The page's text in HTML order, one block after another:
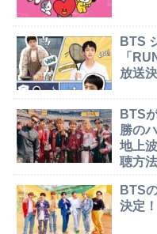
BTS
「
放送
BTS
勝の
地上
聴方法
BTS
決定